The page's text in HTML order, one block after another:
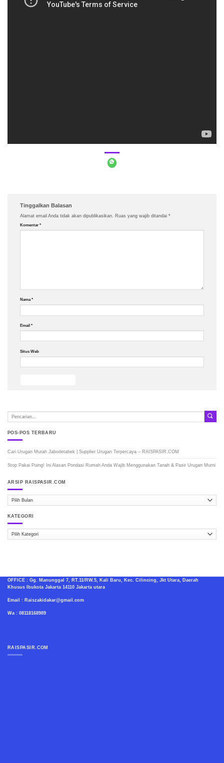
Tinggalkan Balasan
Alamat email Anda tidak akan dipublikasikan. Ruas yang wajib ditandai *
Komentar *
Nama*
Email *
Situs Web
POS-POS TERBARU
Cari Urugan Murah Jabodetabek | Supplier Urugan Terpercaya – RAISPASIR.COM
Stop Pakai Puing! Ini Alasan Pondasi Rumah Anda Wajib Menggunakan Tanah & Pasir Urugan Murni
ARSIP RAISPASIR.COM
ARSIP
KATEGORI
Kategori
OFFICE : Gg. Manunggal 7, RT.11/RW.5, Kali Baru, Kec. Cilincing, Jkt Utara, Daerah
Khusus Ibukota Jakarta 14110 Jakarta utara
Email : Raiszakidakar@gmail.com
Wa : 08118168989
RAISPASIR.COM